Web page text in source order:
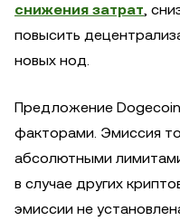
снижения затрат,
повысить
новых нод.
Предложение Dogecoin
факторами. Эмиссия
абсолютными
в случае других
эмиссии не